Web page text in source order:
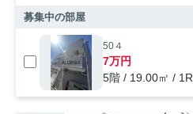
募集中の部屋
50４
7万円
5階 / 19.00㎡ / 1R